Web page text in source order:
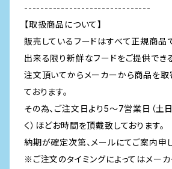
-------------------------------
【取扱商品について】
販売しているフードはすべて正規商品で
出来る限り新鮮なフードをご提供でき
注文頂いてからメーカーから商品を取
ております。
その為、ご注文日より5～7営業日（土
く）ほどお時間を頂戴致しております。
納期が確定次第、メールにてご案内申
※ご注文のタイミングによってはメー